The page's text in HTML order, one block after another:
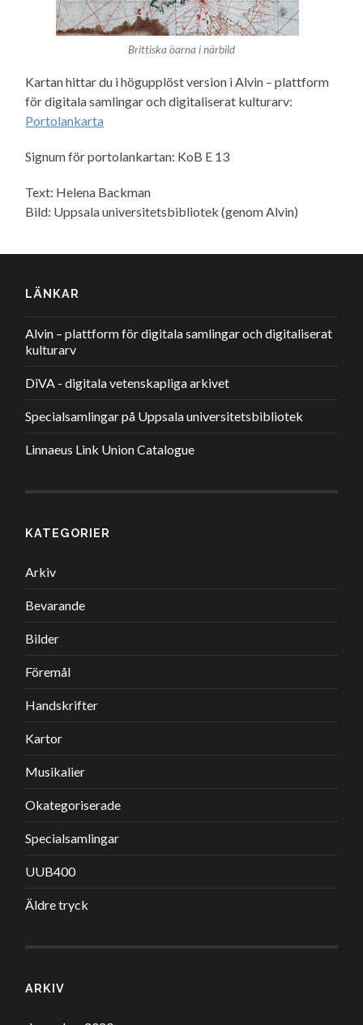
Brittiska öarna i närbild
Kartan hittar du i högupplöst version i Alvin – plattform
för digitala samlingar och digitaliserat kulturarv:
Portolankarta
Signum för portolankartan: KoB E 13
Text: Helena Backman
Bild: Uppsala universitetsbibliotek (genom Alvin)
LÄNKAR
Alvin – plattform för digitala samlingar och digitaliserat
kulturarv
DiVA - digitala vetenskapliga arkivet
Specialsamlingar på Uppsala universitetsbibliotek
Linnaeus Link Union Catalogue
KATEGORIER
Arkiv
Bevarande
Bilder
Föremål
Handskrifter
Kartor
Musikalier
Okategoriserade
Specialsamlingar
UUB400
Äldre tryck
ARKIV